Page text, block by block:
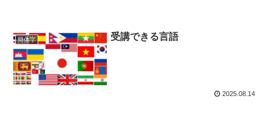
簡体字 受講できる言語
2025.08.14